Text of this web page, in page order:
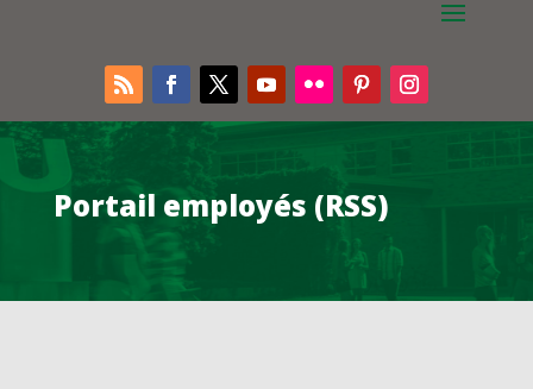
Portail employés (RSS)